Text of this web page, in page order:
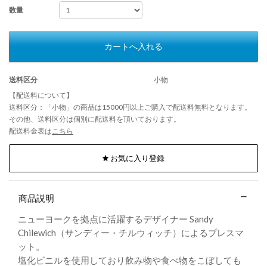
数量
カートへ入れる
送料区分
小物
【配送料について】
送料区分：「小物」の商品は15000円以上ご購入で配送料無料となります。
その他、送料区分は個別に配送料を頂いております。
配送料金表は こちら
お気に入り登録
商品説明
ニューヨークを拠点に活躍するデザイナー Sandy
Chilewich（サンディー・チルウィッチ）によるプレスマ
ット。
塩化ビニルを使用しており飲み物や食べ物をこぼしても